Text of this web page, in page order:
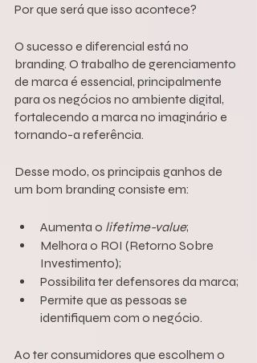
Por que será que isso acontece?
O sucesso e diferencial está no
branding. O trabalho de gerenciamento
de marca é essencial, principalmente
para os negócios no ambiente digital,
fortalecendo a marca no imaginário e
tornando-a referência.
Desse modo, os principais ganhos de
um bom branding consiste em:
Aumenta o lifetime-value;
Melhora o ROI (Retorno Sobre
Investimento);
Possibilita ter defensores da marca;
Permite que as pessoas se
identifiquem com o negócio.
Ao ter consumidores que escolhem o